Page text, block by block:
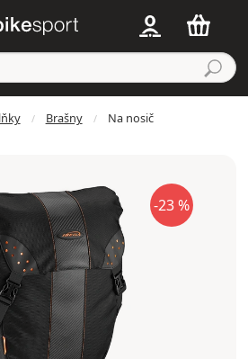
Brašny Na nosič
-23 %